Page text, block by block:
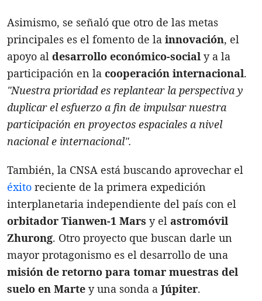
Asimismo, se señaló que otro de las metas
principales es el fomento de la innovación, el
apoyo al desarrollo económico-social y a la
participación en la cooperación internacional.
"Nuestra prioridad es replantear la perspectiva y
duplicar el esfuerzo a fin de impulsar nuestra
participación en proyectos espaciales a nivel
nacional e internacional".
También, la CNSA está buscando aprovechar el
éxito reciente de la primera expedición
interplanetaria independiente del país con el
orbitador Tianwen-1 Mars y el astromóvil
Zhurong. Otro proyecto que buscan darle un
mayor protagonismo es el desarrollo de una
misión de retorno para tomar muestras del
suelo en Marte y una sonda a Júpiter.